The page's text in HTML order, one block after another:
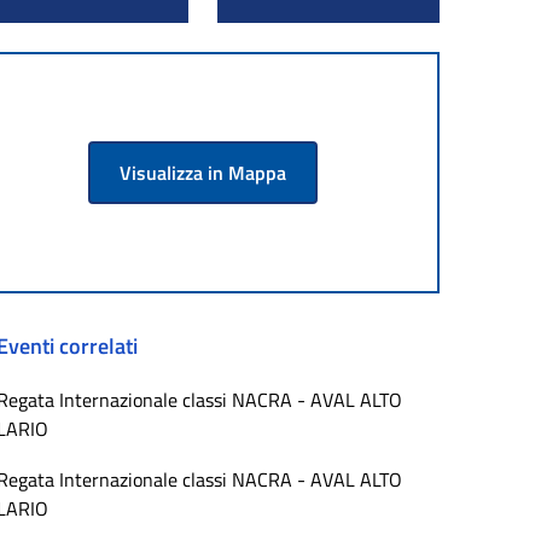
Visualizza in Mappa
correlati
Internazionale classi NACRA - AVAL ALTO
Internazionale classi NACRA - AVAL ALTO